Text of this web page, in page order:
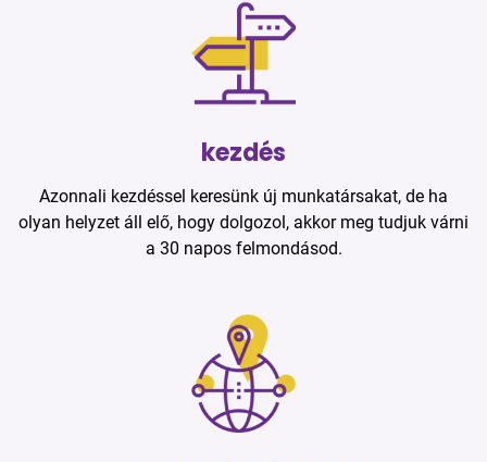
kezdés
Azonnali kezdéssel keresünk új munkatársakat, de ha
olyan helyzet áll elő, hogy dolgozol, akkor meg tudjuk várni
a 30 napos felmondásod.